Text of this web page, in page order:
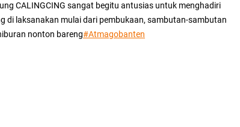
CALINGCING sangat begitu antusias untuk menghadiri
di laksanakan mulai dari pembukaan, sambutan-sambutan
nonton bareng#Atmagobanten